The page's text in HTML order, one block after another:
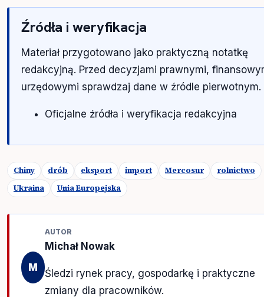
Źródła i weryfikacja
Materiał przygotowano jako praktyczną notatkę
redakcyjną. Przed decyzjami prawnymi,
urzędowymi sprawdzaj dane w źródle pierwotnym.
Oficjalne źródła i weryfikacja redakcyjna
Chiny drób eksport import Mercosur
rolnictwo
Ukraina
Unia Europejska
M
AUTOR
Michał Nowak
Śledzi rynek pracy, gospodarkę i praktyczne
zmiany dla pracowników.